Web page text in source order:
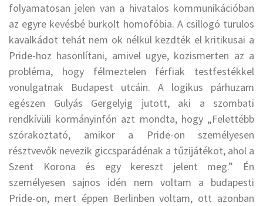
folyamatosan jelen van a hivatalos kommunikációban
az egyre kevésbé burkolt homofóbia. A csillogó turulos
kavalkádot tehát nem ok nélkül kezdték el kritikusai a
Pride-hoz hasonlítani, amivel ugye, közismerten az a
probléma, hogy félmeztelen férfiak testfestékkel
vonulgatnak Budapest utcáin. A logikus párhuzam
egészen Gulyás Gergelyig jutott, aki a szombati
rendkívüli kormányinfón azt mondta, hogy „Felettébb
szórakoztató, amikor a Pride-on személyesen
résztvevők nevezik giccsparádénak a tűzijátékot, ahol a
Szent Korona és egy kereszt jelent meg.” Én
személyesen sajnos idén nem voltam a budapesti
Pride-on, mert éppen Berlinben voltam, ott azonban